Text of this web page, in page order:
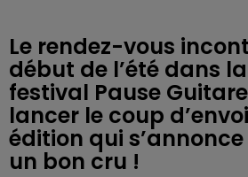
Le rendez-vous
début de l’été dans
festival Pause
lancer le coup
édition qui
un bon cru !